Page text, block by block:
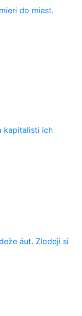
do miest.
kapitalisti ich
áut. Zlodeji si